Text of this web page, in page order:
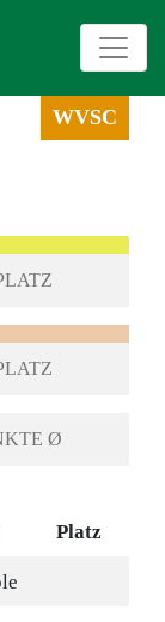
WVSC
Ø
Platz